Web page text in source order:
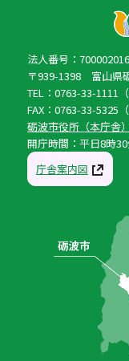
法人番号：
〒939-1398 富山県
TEL：0763-33-1111（
FAX：0763-33-5325（
砺波市役所（本庁舎
開庁時間：平日8時
庁舎案内図